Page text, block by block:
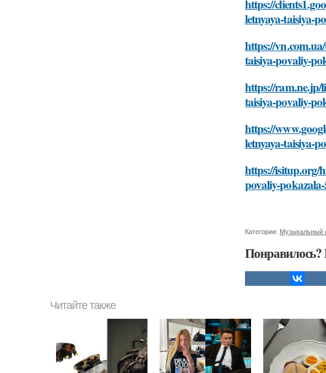
https://
letnyaya-taisiya-
https://
taisiya-povaliy-
https://ram.ne.jp/
taisiya-povaliy-
https://
letnyaya-taisiya-
https://isitup.org/
povaliy-
Категории: Музыкальный
Понравилось?
Читайте также